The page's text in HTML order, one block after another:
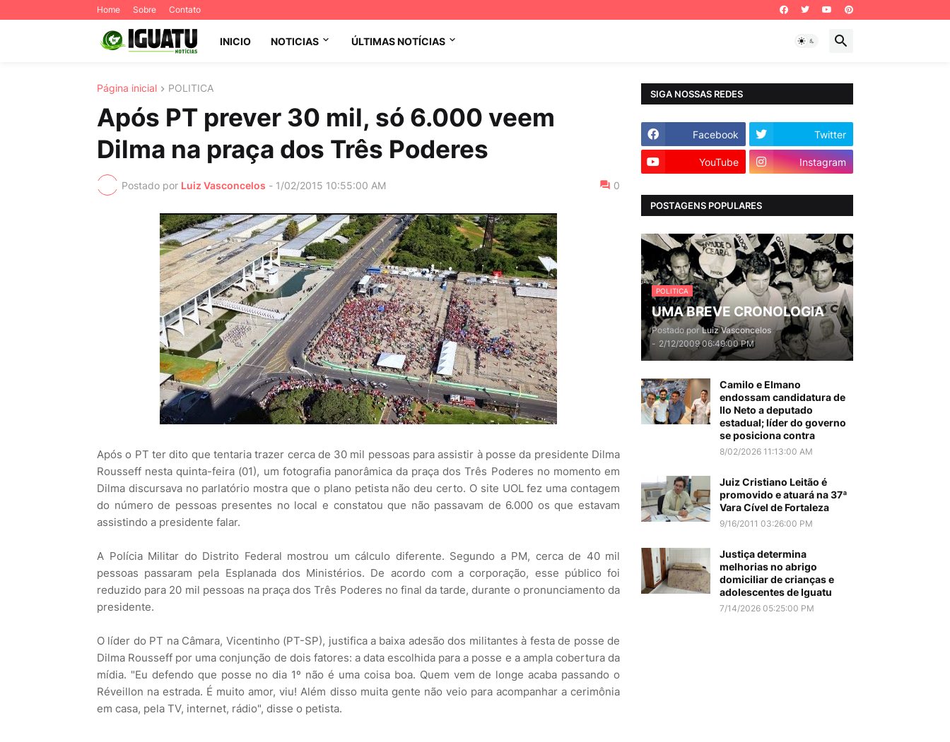
Home Sobre Contato
INICIO NOTICIAS ÚLTIMAS NOTÍCIAS
Página inicial POLITICA
Após PT prever 30 mil, só 6.000 veem
Dilma na praça dos Três Poderes
Postado por Luiz Vasconcelos - 1/02/2015 10:55:00 AM 0
Após o PT ter dito que tentaria trazer cerca de 30 mil pessoas para assistir à posse da presidente Dilma
Rousseff nesta quinta-feira (01), um fotografia panorâmica da praça dos Três Poderes no momento em
Dilma discursava no parlatório mostra que o plano petista não deu certo. O site UOL fez uma contagem
do número de pessoas presentes no local e constatou que não passavam de 6.000 os que estavam
assistindo a presidente falar.
A Polícia Militar do Distrito Federal mostrou um cálculo diferente. Segundo a PM, cerca de 40 mil
pessoas passaram pela Esplanada dos Ministérios. De acordo com a corporação, esse público foi
reduzido para 20 mil pessoas na praça dos Três Poderes no final da tarde, durante o pronunciamento da
presidente.
O líder do PT na Câmara, Vicentinho (PT-SP), justifica a baixa adesão dos militantes à festa de posse de
Dilma Rousseff por uma conjunção de dois fatores: a data escolhida para a posse e a ampla cobertura da
mídia. "Eu defendo que posse no dia 1º não é uma coisa boa. Quem vem de longe acaba passando o
Réveillon na estrada. É muito amor, viu! Além disso muita gente não veio para acompanhar a cerimônia
em casa, pela TV, internet, rádio", disse o petista.
SIGA NOSSAS REDES
Facebook Twitter
YouTube Instagram
POSTAGENS POPULARES
POLITICA
UMA BREVE CRONOLOGIA
Postado por Luiz Vasconcelos
- 2/12/2009 06:49:00 PM
Camilo e Elmano
endossam candidatura de
Ilo Neto a deputado
estadual; líder do governo
se posiciona contra
8/02/2026 11:13:00 AM
Juiz Cristiano Leitão é
promovido e atuará na 37ª
Vara Cível de Fortaleza
9/16/2011 03:26:00 PM
Justiça determina
melhorias no abrigo
domiciliar de crianças e
adolescentes de Iguatu
7/14/2026 05:25:00 PM